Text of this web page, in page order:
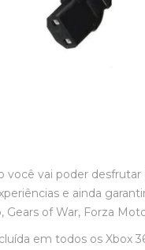
vai poder
e ainda
Gears of War, Forza
em todos os Xbox